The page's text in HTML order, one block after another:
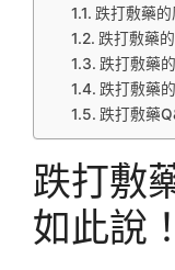
跌打敷藥的
跌打敷藥
跌打敷藥
跌打敷藥
跌打敷藥
跌打敷
如此說！